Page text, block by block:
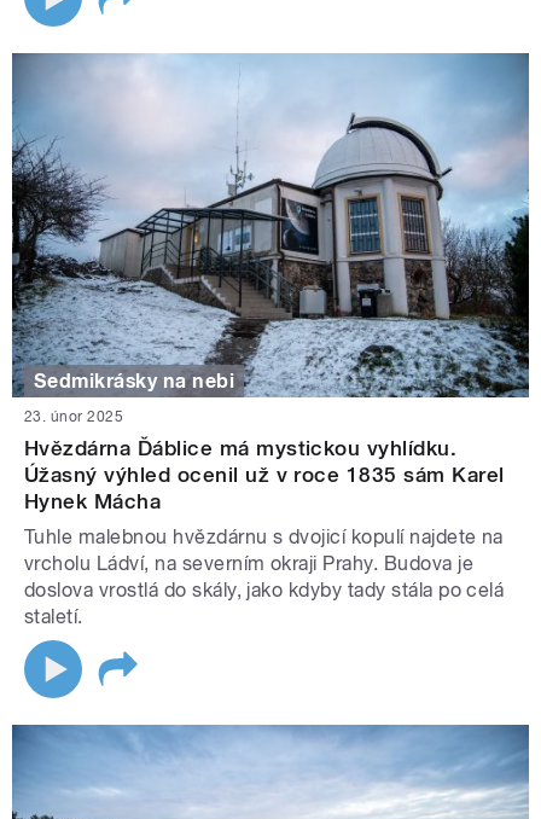
Sedmikrásky na nebi
23. únor 2025
Hvězdárna Ďáblice má mystickou vyhlídku.
Úžasný výhled ocenil už v roce 1835 sám Karel
Hynek Mácha
Tuhle malebnou hvězdárnu s dvojicí kopulí najdete na
vrcholu Ládví, na severním okraji Prahy. Budova je
doslova vrostlá do skály, jako kdyby tady stála po celá
staletí.